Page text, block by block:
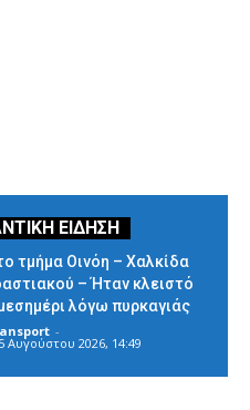
τμήμα Οινόη – Χαλκίδα
– Ήταν κλειστό
λόγω πυρκαγιάς
-
Αυγούστου 2026, 14:49